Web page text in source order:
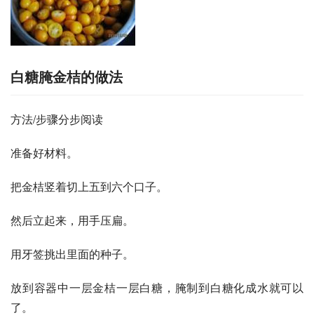
白糖腌金桔的做法
方法/步骤分步阅读
准备好材料。
把金桔竖着切上五到六个口子。
然后立起来，用手压扁。
用牙签挑出里面的种子。
放到容器中一层金桔一层白糖，腌制到白糖化成水就可以
了。